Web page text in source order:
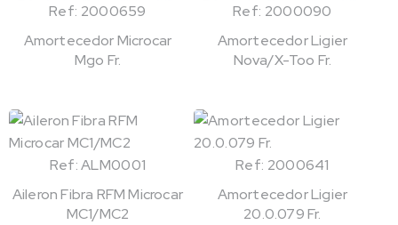
Ref: 2000659
Amortecedor Microcar
Mgo Fr.
Ref: 2000090
Amortecedor Ligier
Nova/X-Too Fr.
Ref: ALM0001
Aileron Fibra RFM Microcar
MC1/MC2
Ref: 2000641
Amortecedor Ligier
20.0.079 Fr.